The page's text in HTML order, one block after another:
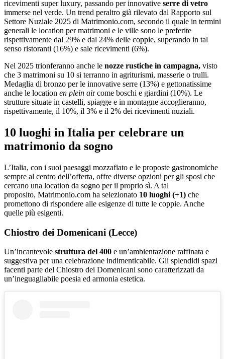
ricevimenti super luxury, passando per innovative serre di vetro
immerse nel verde. Un trend peraltro già rilevato dal Rapporto sul
Settore Nuziale 2025 di Matrimonio.com, secondo il quale in termini
generali le location per matrimoni e le ville sono le preferite
rispettivamente dal 29% e dal 24% delle coppie, superando in tal
senso ristoranti (16%) e sale ricevimenti (6%).
Nel 2025 trionferanno anche le nozze rustiche in campagna, visto
che 3 matrimoni su 10 si terranno in agriturismi, masserie o trulli.
Medaglia di bronzo per le innovative serre (13%) e gettonatissime
anche le location en plein air come boschi e giardini (10%). Le
strutture situate in castelli, spiagge e in montagne accoglieranno,
rispettivamente, il 10%, il 3% e il 2% dei ricevimenti nuziali.
10 luoghi in Italia per celebrare un
matrimonio da sogno
L’Italia, con i suoi paesaggi mozzafiato e le proposte gastronomiche
sempre al centro dell’offerta, offre diverse opzioni per gli sposi che
cercano una location da sogno per il proprio sì. A tal
proposito, Matrimonio.com ha selezionato 10 luoghi (+1) che
promettono di rispondere alle esigenze di tutte le coppie. Anche
quelle più esigenti.
Chiostro dei Domenicani (Lecce)
Un’incantevole struttura del 400 e un’ambientazione raffinata e
suggestiva per una celebrazione indimenticabile. Gli splendidi spazi
facenti parte del Chiostro dei Domenicani sono caratterizzati da
un’ineguagliabile poesia ed armonia estetica.